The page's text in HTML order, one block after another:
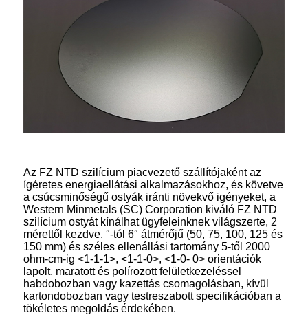
Az FZ NTD szilícium piacvezető szállítójaként az
ígéretes energiaellátási alkalmazásokhoz, és követve
a csúcsminőségű ostyák iránti növekvő igényeket, a
Western Minmetals (SC) Corporation kiváló FZ NTD
szilícium ostyát kínálhat ügyfeleinknek világszerte, 2
mérettől kezdve. ″-tól 6″ átmérőjű (50, 75, 100, 125 és
150 mm) és széles ellenállási tartomány 5-től 2000
ohm-cm-ig <1-1-1>, <1-1-0>, <1-0- 0> orientációk
lapolt, maratott és polírozott felületkezeléssel
habdobozban vagy kazettás csomagolásban, kívül
kartondobozban vagy testreszabott specifikációban a
tökéletes megoldás érdekében.